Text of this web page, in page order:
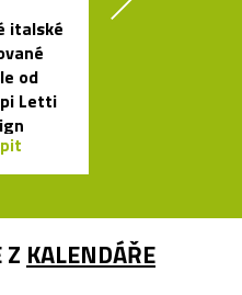
italské
od
Letti
Z KALENDÁŘE